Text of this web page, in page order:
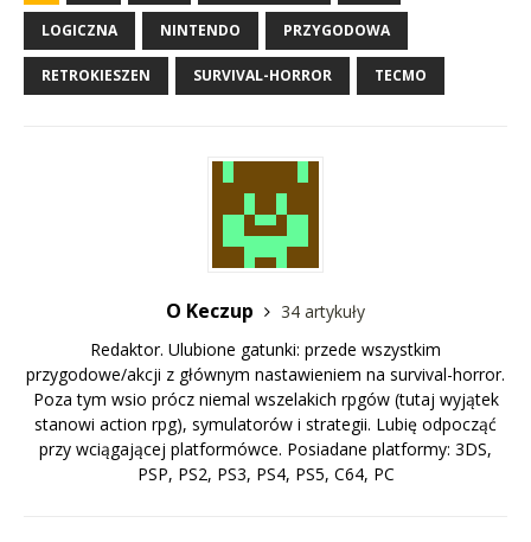
LOGICZNA NINTENDO PRZYGODOWA
RETROKIESZEN SURVIVAL-HORROR TECMO
O Keczup
34 artykuły
Redaktor. Ulubione gatunki: przede wszystkim
przygodowe/akcji z głównym nastawieniem na survival-horror.
Poza tym wsio prócz niemal wszelakich rpgów (tutaj wyjątek
stanowi action rpg), symulatorów i strategii. Lubię odpocząć
przy wciągającej platformówce. Posiadane platformy: 3DS,
PSP, PS2, PS3, PS4, PS5, C64, PC